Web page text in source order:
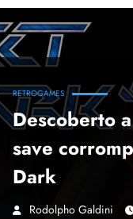
RETROGAMES
Descoberto
save
Dark
Rodolpho Galdini